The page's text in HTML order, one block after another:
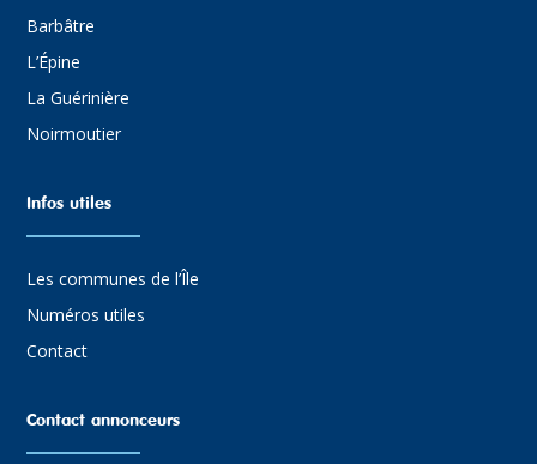
Barbâtre
L’Épine
La Guérinière
Noirmoutier
Infos utiles
Les communes de l’Île
Numéros utiles
Contact
Contact annonceurs